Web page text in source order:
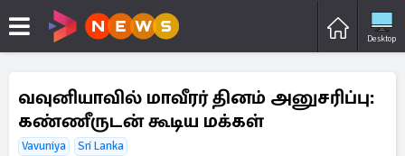
Desktop
வவுனியாவில் மாவீரர் தினம் அனுசரிப்பு:
கண்ணீருடன் கூடிய மக்கள்
Vavuniya
Sri Lanka